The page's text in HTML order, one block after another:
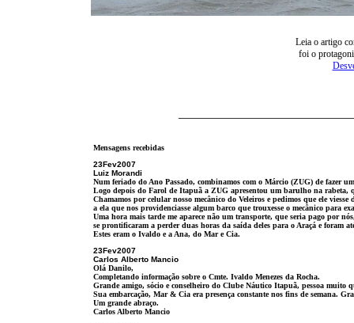
Leia o artigo
foi o
Mensagens recebidas
23Fev2007
Luiz Morandi
Num feriado do Ano Passado, combinamos com o Márcio (ZUG) de fazer
Logo depois do Farol de Itapuã a ZUG apresentou um barulho na rabeta,
Chamamos por celular nosso mecânico do Veleiros e pedimos que ele
a ela que nos providenciasse algum barco que trouxesse o mecânico para
Uma hora mais tarde me aparece não um transporte, que seria pago por
se prontificaram a perder duas horas da saída deles para o Araçá e foram
Estes eram o Ivaldo e a Ana, do Mar e Cia.
23Fev2007
Carlos Alberto Mancio
Olá Danilo,
Completando informação sobre o Cmte. Ivaldo Menezes da Rocha.
Grande amigo, sócio e conselheiro do Clube Náutico Itapuã, pessoa muito
Sua embarcação, Mar & Cia era presença constante nos fins de semana.
Um grande abraço.
Carlos Alberto Mancio